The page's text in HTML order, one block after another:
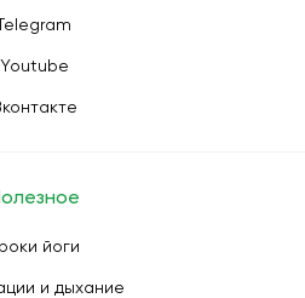
Youtube
йоги
и дыхание